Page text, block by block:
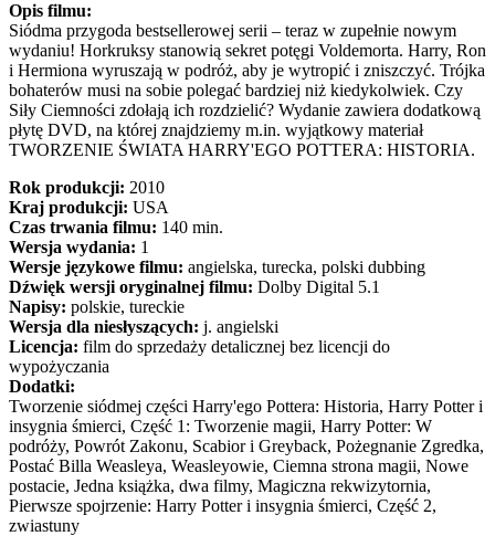
Opis filmu:
Siódma przygoda bestsellerowej serii – teraz w zupełnie nowym
wydaniu! Horkruksy stanowią sekret potęgi Voldemorta. Harry, Ron
i Hermiona wyruszają w podróż, aby je wytropić i zniszczyć. Trójka
bohaterów musi na sobie polegać bardziej niż kiedykolwiek. Czy
Siły Ciemności zdołają ich rozdzielić? Wydanie zawiera dodatkową
płytę DVD, na której znajdziemy m.in. wyjątkowy materiał
TWORZENIE ŚWIATA HARRY'EGO POTTERA: HISTORIA.
Rok produkcji: 2010
Kraj produkcji: USA
Czas trwania filmu: 140 min.
Wersja wydania: 1
Wersje językowe filmu: angielska, turecka, polski dubbing
Dźwięk wersji oryginalnej filmu: Dolby Digital 5.1
Napisy: polskie, tureckie
Wersja dla niesłyszących: j. angielski
Licencja: film do sprzedaży detalicznej bez licencji do
wypożyczania
Dodatki:
Tworzenie siódmej części Harry'ego Pottera: Historia, Harry Potter i
insygnia śmierci, Część 1: Tworzenie magii, Harry Potter: W
podróży, Powrót Zakonu, Scabior i Greyback, Pożegnanie Zgredka,
Postać Billa Weasleya, Weasleyowie, Ciemna strona magii, Nowe
postacie, Jedna książka, dwa filmy, Magiczna rekwizytornia,
Pierwsze spojrzenie: Harry Potter i insygnia śmierci, Część 2,
zwiastuny